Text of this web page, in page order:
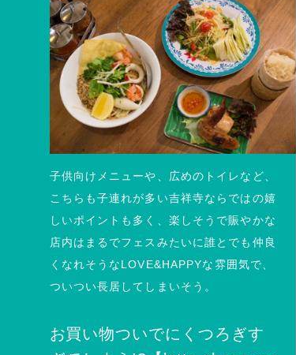
子供向けメニューや、広めのトイレなど、
こちらも子連れが多い吉祥寺ならではの嬉
しいポイントも多く、楽しそうで賑やかな
店内はまるでフェスみたいに誰とでも仲良
くなれそうなLOVE&HAPPYな雰囲気で、
ついつい長居してしまいそう。
お買い物ついでにくつろぎす